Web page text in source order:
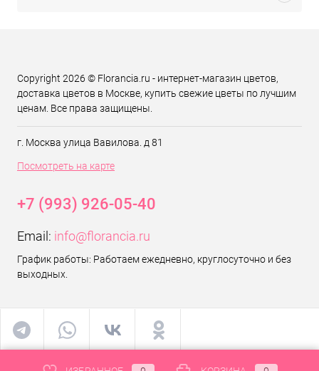
Copyright 2026 © Florancia.ru - интернет-магазин цветов,
доставка цветов в Москве, купить свежие цветы по лучшим
ценам. Все права защищены.
г. Москва улица Вавилова. д 81
Посмотреть на карте
+7 (993) 926-05-40
Email: info@florancia.ru
График работы: Работаем ежедневно, круглосуточно и без
выходных.